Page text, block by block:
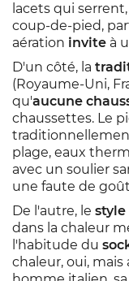
lacets qui
coup-de-pied,
aération invite à
D'un côté, la
(Royaume-Uni,
qu'aucune
chaussettes. Le
plage, eaux
avec un soulier
une faute de
De l'autre, le
dans la chaleur
l'habitude du
chaleur, oui, mais